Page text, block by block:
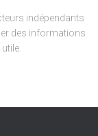
indépendants
des informations